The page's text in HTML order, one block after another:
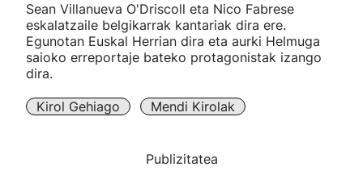
Mendi-lasterketak
Kirol gehiago
"Helmuga"
Sean Villanueva O'Driscoll eta Nico Fabrese
eskalatzaile belgikarrak kantariak dira ere.
Egunotan Euskal Herrian dira eta aurki Helmuga
saioko erreportaje bateko protagonistak izango
dira.
Kirol Gehiago Mendi Kirolak
Publizitatea